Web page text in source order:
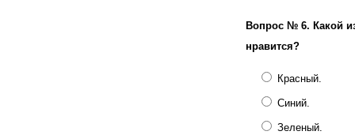
Вопрос № 6. Какой
нравится?
Красный.
Синий.
Зеленый.